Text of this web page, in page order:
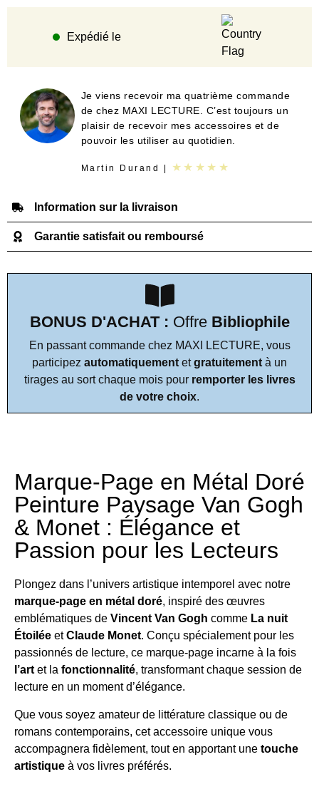
Expédié le
Je viens recevoir ma quatrième commande
de chez MAXI LECTURE. C’est toujours un
plaisir de recevoir mes accessoires et de
pouvoir les utiliser au quotidien.
Martin Durand | ★★★★★
Information sur la livraison
Garantie satisfait ou remboursé
BONUS D'ACHAT : Offre Bibliophile
En passant commande chez MAXI LECTURE, vous
participez automatiquement etgratuitement à un
tirages au sort chaque mois pour remporter les livres
de votre choix.
Marque-Page en Métal Doré
Peinture Paysage Van Gogh
& Monet : Élégance et
Passion pour les Lecteurs
Plongez dans l’univers artistique intemporel avec notre
marque-page en métal doré, inspiré des œuvres
emblématiques de Vincent Van Gogh comme La nuit
Étoilée etClaude Monet. Conçu spécialement pour les
passionnés de lecture, ce marque-page incarne à la fois
l’art et la fonctionnalité, transformant chaque session de
lecture en un moment d’élégance.
Que vous soyez amateur de littérature classique ou de
romans contemporains, cet accessoire unique vous
accompagnera fidèlement, tout en apportant une touche
artistique à vos livres préférés.